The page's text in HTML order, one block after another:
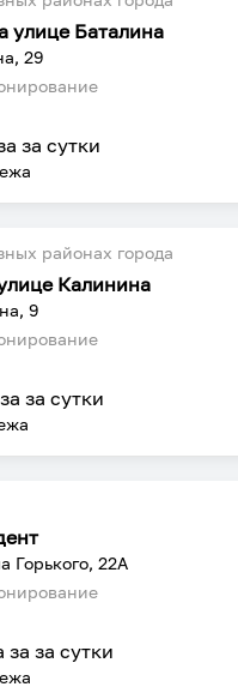
Баталина
29
за сутки
районах города
Калинина
9
за сутки
Горького, 22А
заза сутки